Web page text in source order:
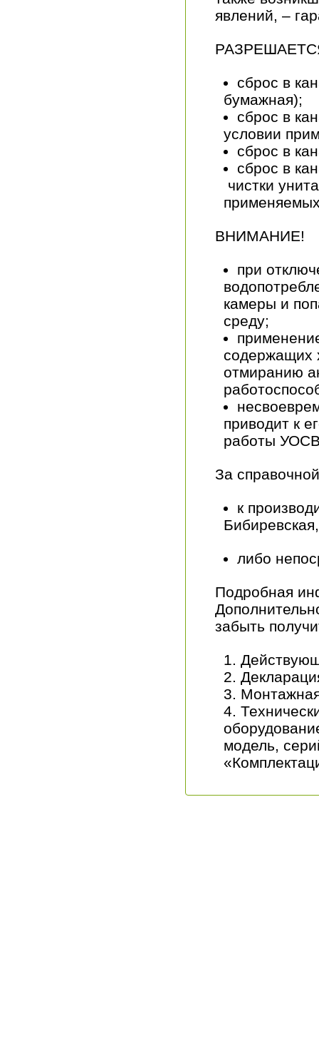
явлений, –
сброс в
бумажная);
сброс в
условии
сброс в
сброс в
чистки
ВНИМАНИЕ!
при
камеры и
среду;
содержащих
отмиранию
приводит к
работы
За
к
либо
Подробная
забыть
модель,